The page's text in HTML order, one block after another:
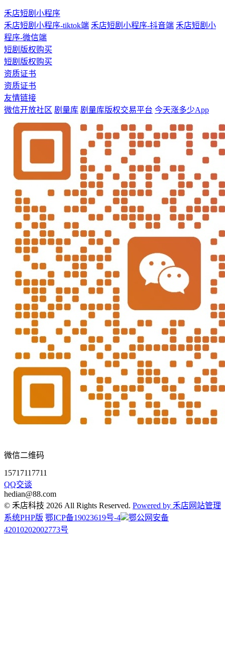
禾店短剧小程序
禾店短剧小程序-tiktok端 禾店短剧小程序-抖音端 禾店短剧小
程序-微信端
短剧版权购买
短剧版权购买
资质证书
资质证书
友情链接
微信开放社区 剧量库 剧量库版权交易平台 今天涨多少App
微信二维码
15717117711
QQ交谈
hedian@88.com
© 禾店科技 2026 All Rights Reserved. Powered by 禾店网站管理
系统PHP版 鄂ICP备19023619号-4
鄂公网安备
42010202002773号